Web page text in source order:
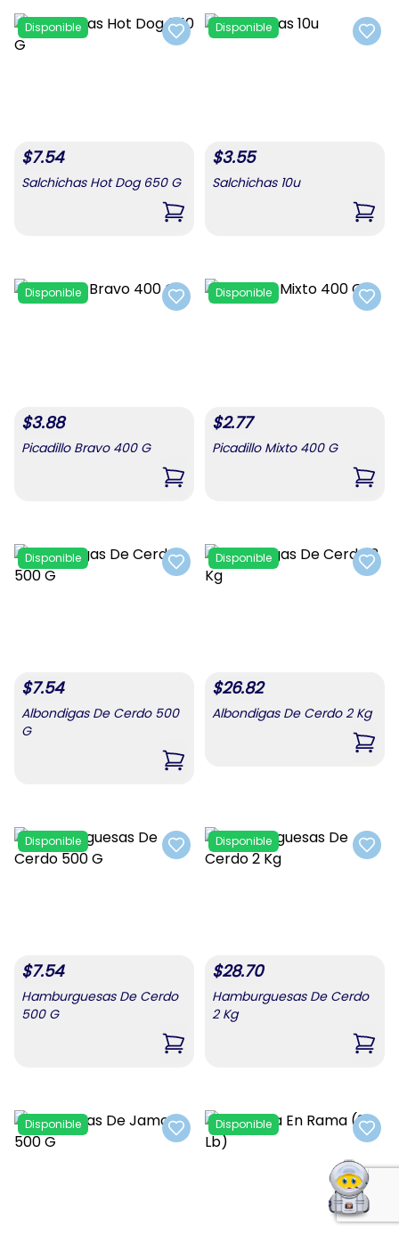
Add to favorites
Disponible
$7.54
Salchichas Hot Dog 650 G
,Salchichas Hot Dog 650 G
Add
Disponible
$3.55
Salchichas 10u
,
Add to favorites
Disponible
$3.88
Picadillo Bravo 400 G
,Picadillo Bravo 400 G
Add
Disponible
$2.77
Picadillo Mixto 400 G
,
Add to favorites
Disponible
$7.54
Albondigas De Cerdo 500
G
,Albondigas De Cerdo 500 G
Add
Disponible
$26.82
Albondigas De Cerdo 2 Kg
,
Add to favorites
Disponible
$7.54
Hamburguesas De Cerdo
500 G
,Hamburguesas De Cerdo 500 G
Add
Disponible
$28.70
Hamburguesas De Cerdo
2 Kg
,
Add to favorites
Disponible
Add
Disponible